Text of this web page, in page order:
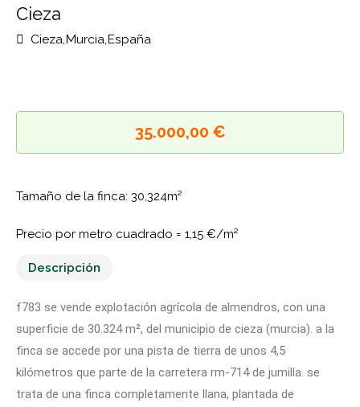
Finca rústica finca de almendros en
35.000,00 €
Tamaño de la finca: 30,324m²
Precio por metro cuadrado = 1,15 €/m²
Descripción
f783 se vende explotación agrícola de almendros, con una
superficie de 30.324 m², del municipio de cieza (murcia). a la
finca se accede por una pista de tierra de unos 4,5
kilómetros que parte de la carretera rm-714 de jumilla. se
trata de una finca completamente llana, plantada de